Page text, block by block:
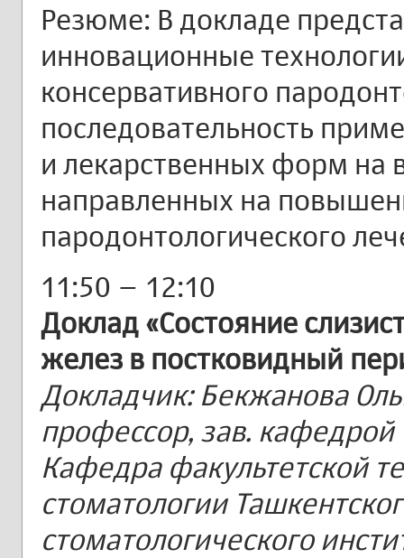
Резюме: В докладе
инновационные
консервативного
последовательность
и лекарственных форм на
направленных на
пародонтологического
11:50 – 12:10
Доклад «Состояние
желез в постковидный
Докладчик: Бекжанова
профессор, зав. кафедрой
Кафедра факультетской
стоматологии
стоматологического